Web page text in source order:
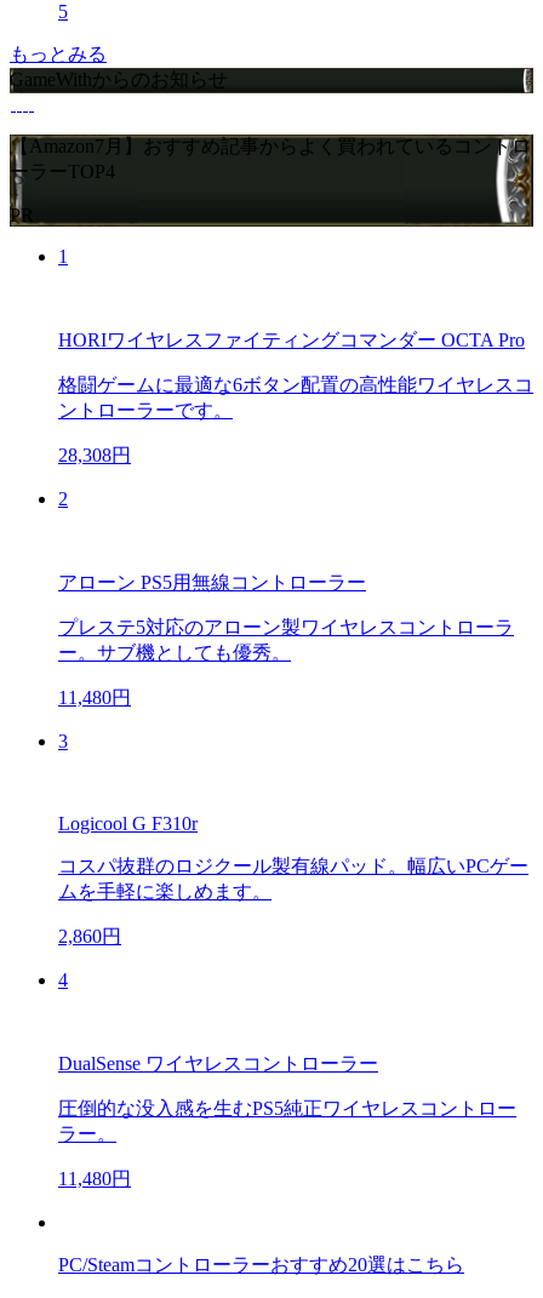
5
もっとみる
GameWithからのお知らせ
【Amazon7月】おすすめ記事からよく買われているコントロ
ーラーTOP4
PR
1
HORIワイヤレスファイティングコマンダー OCTA Pro
格闘ゲームに最適な6ボタン配置の高性能ワイヤレスコ
ントローラーです。
28,308円
2
アローン PS5用無線コントローラー
プレステ5対応のアローン製ワイヤレスコントローラ
ー。サブ機としても優秀。
11,480円
3
Logicool G F310r
コスパ抜群のロジクール製有線パッド。幅広いPCゲー
ムを手軽に楽しめます。
2,860円
4
DualSense ワイヤレスコントローラー
圧倒的な没入感を生むPS5純正ワイヤレスコントロー
ラー。
11,480円
PC/Steamコントローラーおすすめ20選はこちら